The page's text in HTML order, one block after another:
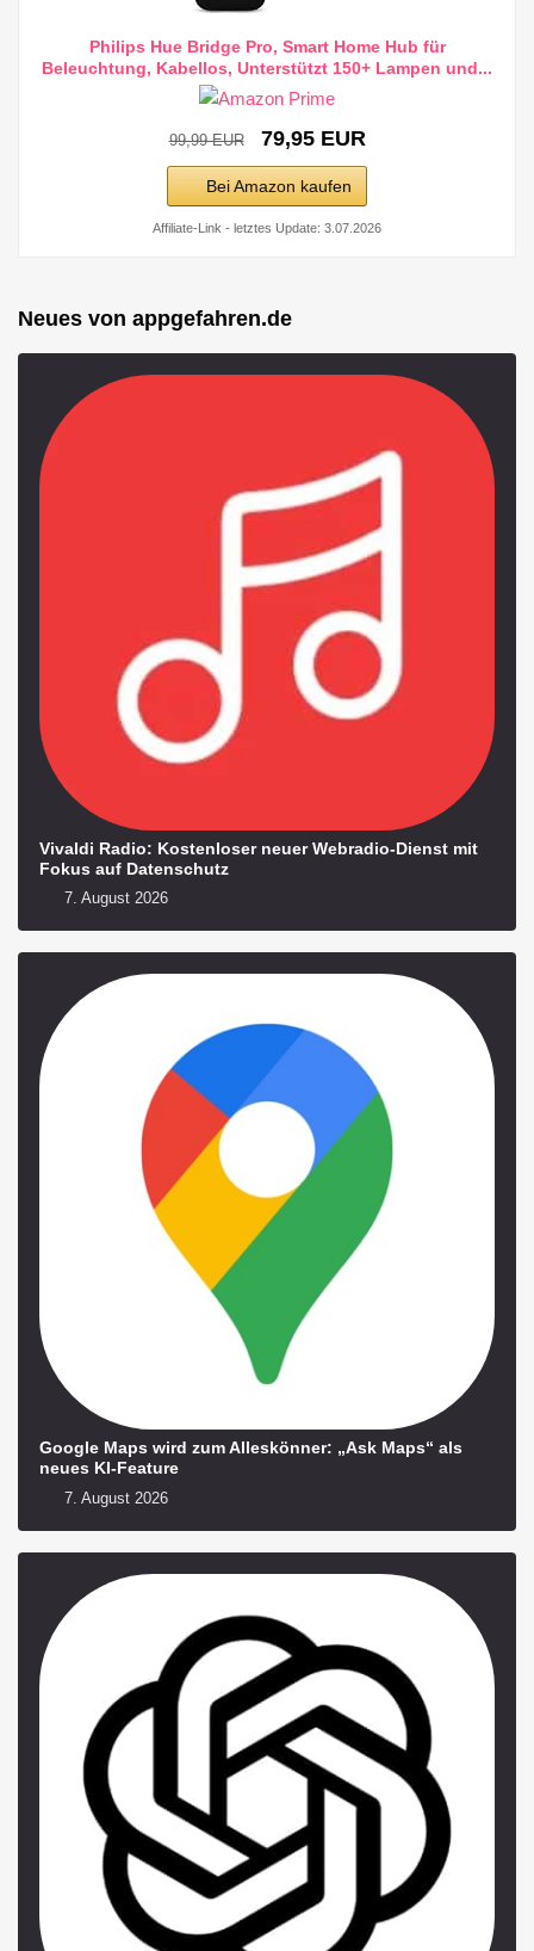
Philips Hue Bridge Pro, Smart Home Hub für
Beleuchtung, Kabellos, Unterstützt 150+ Lampen und...
99,99 EUR 79,95 EUR
Bei Amazon kaufen
Affiliate-Link - letztes Update: 3.07.2026
Neues von appgefahren.de
Vivaldi Radio: Kostenloser neuer Webradio-Dienst mit
Fokus auf Datenschutz
7. August 2026
Google Maps wird zum Alleskönner: „Ask Maps“ als
neues KI-Feature
7. August 2026